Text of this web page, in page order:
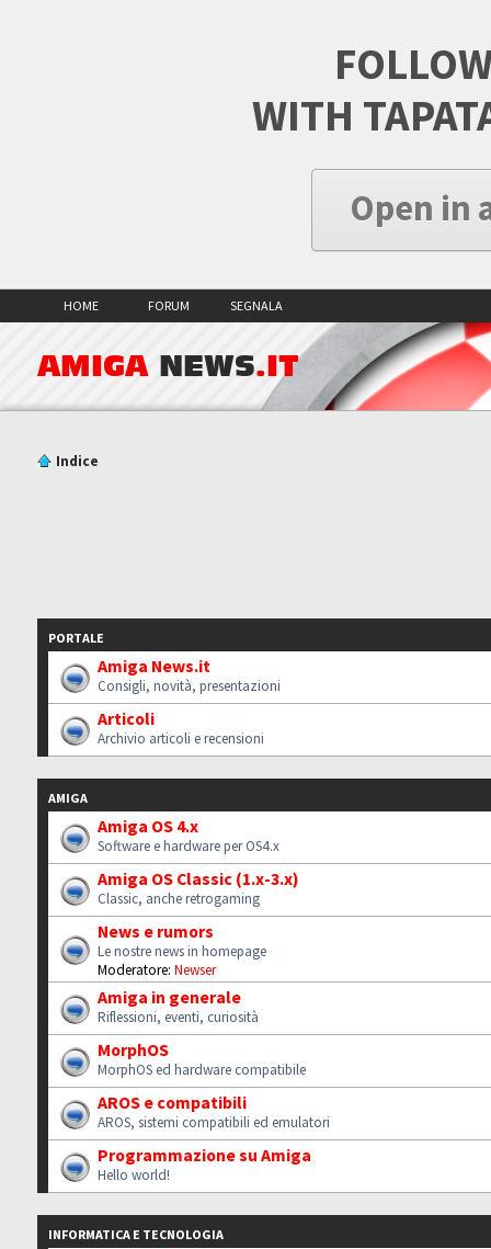
WITH
Open in
HOME FORUM SEGNALA
AMIGA NEWS.IT
Indice
PORTALE
Amiga News.it
Consigli, novità, presentazioni
Articoli
Archivio articoli e recensioni
AMIGA
Amiga OS 4.x
Software e hardware per OS4.x
Amiga OS Classic (1.x-3.x)
Classic, anche retrogaming
News e rumors
Le nostre news in homepage
Moderatore: Newser
Amiga in generale
Riflessioni, eventi, curiosità
MorphOS
MorphOS ed hardware compatibile
AROS e compatibili
AROS, sistemi compatibili ed emulatori
Programmazione su Amiga
Hello world!
INFORMATICA E TECNOLOGIA